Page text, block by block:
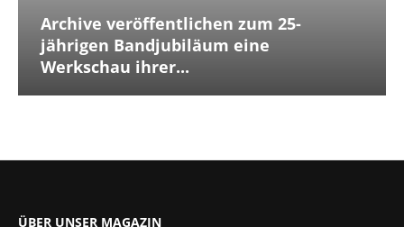
Archive veröffentlichen zum 25-
jährigen Bandjubiläum eine
Werkschau ihrer...
ÜBER UNSER MAGAZIN